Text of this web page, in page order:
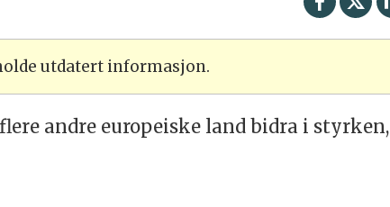
utdatert informasjon.
andre europeiske land bidra i styrken,